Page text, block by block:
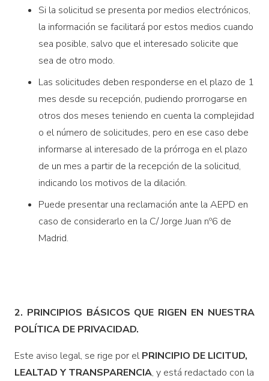
Si la solicitud se presenta por medios electrónicos,
la información se facilitará por estos medios cuando
sea posible, salvo que el interesado solicite que
sea de otro modo.
Las solicitudes deben responderse en el plazo de 1
mes desde su recepción, pudiendo prorrogarse en
otros dos meses teniendo en cuenta la complejidad
o el número de solicitudes, pero en ese caso debe
informarse al interesado de la prórroga en el plazo
de un mes a partir de la recepción de la solicitud,
indicando los motivos de la dilación.
Puede presentar una reclamación ante la AEPD en
caso de considerarlo en la C/ Jorge Juan nº6 de
Madrid.
2. PRINCIPIOS BÁSICOS QUE RIGEN EN NUESTRA
POLÍTICA DE PRIVACIDAD.
Este aviso legal, se rige por elPRINCIPIO DE LICITUD,
LEALTAD Y TRANSPARENCIA, y está redactado con la